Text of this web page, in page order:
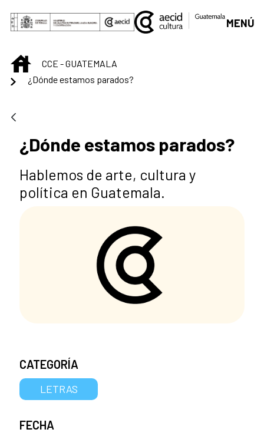
Saltar al contenido principal
MENÚ
INICIOCCE - GUATEMALA
¿Dónde estamos parados?
¿Dónde estamos parados?
Hablemos de arte, cultura y
política en Guatemala.
CATEGORÍA
LETRAS
FECHA